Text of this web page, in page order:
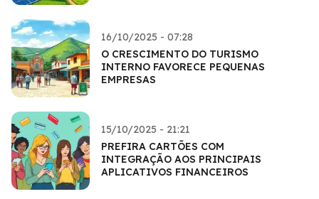
16/10/2025 - 07:28
O CRESCIMENTO DO TURISMO
INTERNO FAVORECE PEQUENAS
EMPRESAS
15/10/2025 - 21:21
PREFIRA CARTÕES COM
INTEGRAÇÃO AOS PRINCIPAIS
APLICATIVOS FINANCEIROS